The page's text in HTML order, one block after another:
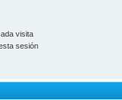
visita
sesión